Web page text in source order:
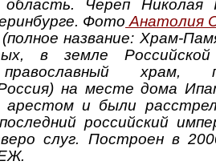
область. Череп Николая
Фото Анатолия
название: Храм-
в земле
храм,
на месте дома
арестом и были
российский
слуг. Построен в